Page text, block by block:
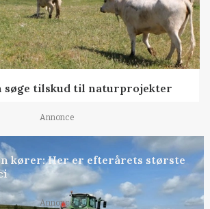
søge tilskud til naturprojekter
Annonce
kører: Her er efterårets største
Annonce